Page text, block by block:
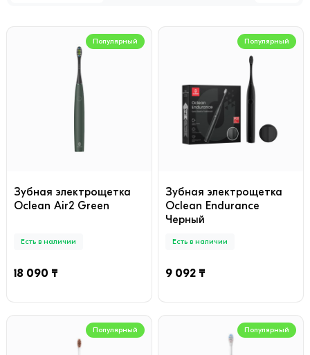
Популярный
Зубная электрощетка
Oclean Air2 Green
Есть в наличии
18 090 ₸
Популярный
Зубная электрощетка
Oclean Endurance
Черный
Есть в наличии
9 092 ₸
Популярный Популярный